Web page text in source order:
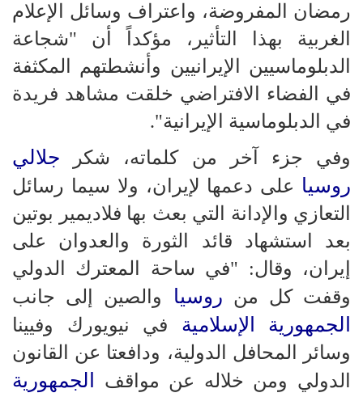
رمضان المفروضة، واعتراف وسائل الإعلام
الغربية بهذا التأثير، مؤكداً أن "شجاعة
الدبلوماسيين الإيرانيين وأنشطتهم المكثفة
في الفضاء الافتراضي خلقت مشاهد فريدة
في الدبلوماسية الإيرانية".
وفي جزء آخر من كلماته، شكر جلالي
روسيا على دعمها لإيران، ولا سيما رسائل
التعازي والإدانة التي بعث بها فلاديمير بوتين
بعد استشهاد قائد الثورة والعدوان على
إيران، وقال: "في ساحة المعترك الدولي
وقفت كل من روسيا والصين إلى جانب
الجمهورية الإسلامية في نيويورك وفيينا
وسائر المحافل الدولية، ودافعتا عن القانون
الدولي ومن خلاله عن مواقف
الجمهورية